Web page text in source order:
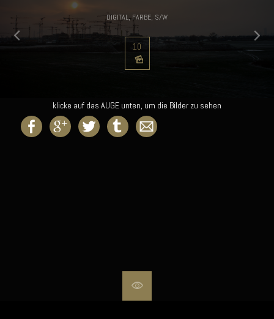
DIGITAL, FARBE, S/W
10
klicke auf das AUGE unten, um die Bilder zu sehen
Prev